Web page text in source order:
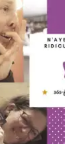
Stop
Ou
Encore
À
Partir
De
5
Ans